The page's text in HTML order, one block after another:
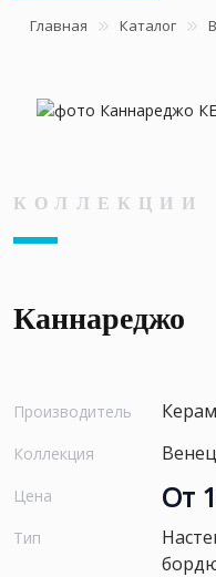
Главная Каталог
КОЛЛЕКЦИИ
Каннареджо
Производитель
Коллекция
Цена От
Тип